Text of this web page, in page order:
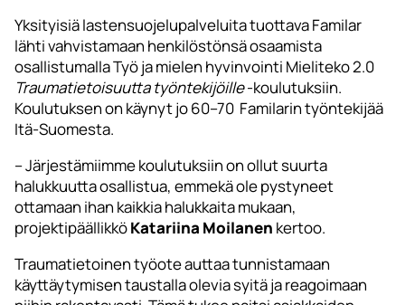
Yksityisiä lastensuojelupalveluita tuottava Familar
lähti vahvistamaan henkilöstönsä osaamista
osallistumalla Työ ja mielen hyvinvointi Mieliteko 2.0
Traumatietoisuutta työntekijöille-koulutuksiin.
Koulutuksen on käynyt jo 60–70 Familarin työntekijää
Itä-Suomesta.
– Järjestämiimme koulutuksiin on ollut suurta
halukkuutta osallistua, emmekä ole pystyneet
ottamaan ihan kaikkia halukkaita mukaan,
projektipäällikköKatariina Moilanen kertoo.
Traumatietoinen työote auttaa tunnistamaan
käyttäytymisen taustalla olevia syitä ja reagoimaan